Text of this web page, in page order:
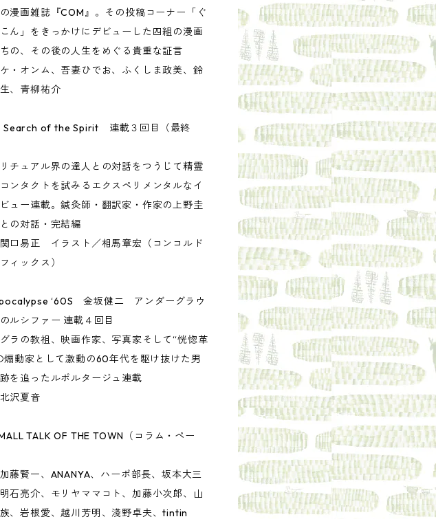
漫画雑誌『COM』。その投稿コーナー「ぐ
ん」をきっかけにデビューした四組の漫画
の、その後の人生をめぐる貴重な証言
・オンム、吾妻ひでお、ふくしま政美、鈴
、青柳祐介
of the Spirit 連載３回目（最終
チュアル界の達人との対話をつうじて精霊
ンタクトを試みるエクスペリメンタルなイ
ュー連載。鍼灸師・翻訳家・作家の上野圭
の対話・完結編
口易正 イラスト／相馬章宏（コンコルド
ィックス）
‘60S 金坂健二 アンダーグラウ
ルシファー 連載４回目
ラの教祖、映画作家、写真家そして“恍惚革
煽動家として激動の60年代を駆け抜けた男
を追ったルポルタージュ連載
沢夏音
TALK OF THE TOWN（コラム・ペー
藤賢一、ANANYA、ハーポ部長、坂本大三
石亮介、モリヤママコト、加藤小次郎、山
、岩根愛、越川芳明、淺野卓夫、tintin